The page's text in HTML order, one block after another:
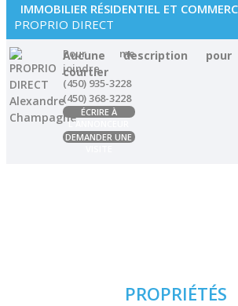
IMMOBILIER RÉSIDENTIEL ET
PROPRIO DIRECT
Aucune description
courtier
Pour me
joindre
(450) 935-3228
(450) 368-3228
ÉCRIRE À
L'ANNONCEUR
DEMANDER UNE
PROPRIÉTÉS